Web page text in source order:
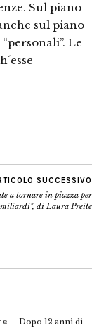
Sul piano
sul piano
Le
SUCCESSIVO
a tornare in piazza per
di Laura Preite
Dopo 12 anni di